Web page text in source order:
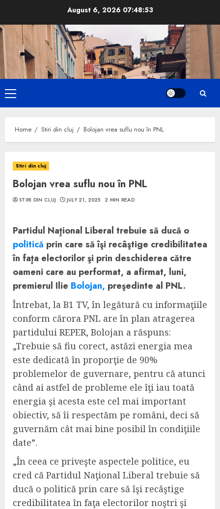
content
August 6, 2026 07:48:54
Primary
Menu
Home Stiri din cluj Bolojan vrea suflu nou în PNL
Stiri din cluj
Bolojan vrea suflu nou în PNL
STIRI DIN CLUJ JULY 21, 2025 2 MIN READ
Partidul Naţional Liberal trebuie să ducă o
politică prin care să îşi recâştige credibilitatea
în faţa electorilor şi prin deschiderea către
oameni care au performat, a afirmat, luni,
premierul Ilie Bolojan, preşedinte al PNL.
Întrebat, la B1 TV, în legătură cu informaţiile
conform cărora PNL are în plan atragerea
partidului REPER, Bolojan a răspuns:
„Trebuie să fiu corect, astăzi energia mea
este dedicată în proporţie de 90%
problemelor de guvernare, pentru că atunci
când ai astfel de probleme ele îţi iau toată
energia şi acesta este cel mai important
obiectiv, să îi respectăm pe români, deci să
guvernăm cât mai bine posibil în condiţiile
date”.
„În ceea ce priveşte aspectele politice, eu
cred că Partidul Naţional Liberal trebuie să
ducă o politică prin care să îşi recâştige
credibilitatea în faţa electorilor noştri şi